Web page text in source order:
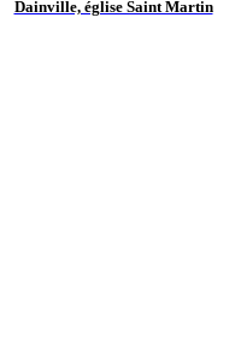
Dainville, église Saint Martin